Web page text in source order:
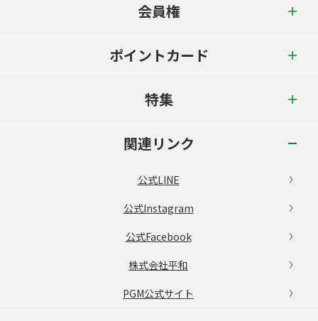
会員権
ポイントカード
特集
関連リンク
公式LINE
公式Instagram
公式Facebook
株式会社平和
PGM公式サイト